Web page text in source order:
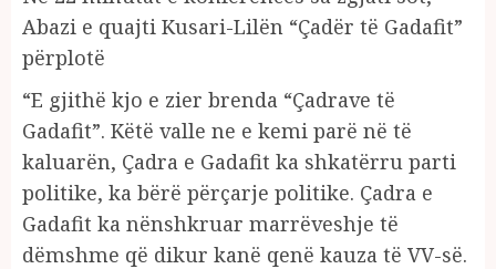
Abazi e quajti Kusari-Lilën “Çadër të Gadafit”
përplotë
“E gjithë kjo e zier brenda “Çadrave të
Gadafit”. Këtë valle ne e kemi parë në të
kaluarën, Çadra e Gadafit ka shkatërru parti
politike, ka bërë përçarje politike. Çadra e
Gadafit ka nënshkruar marrëveshje të
dëmshme që dikur kanë qenë kauza të VV-së.